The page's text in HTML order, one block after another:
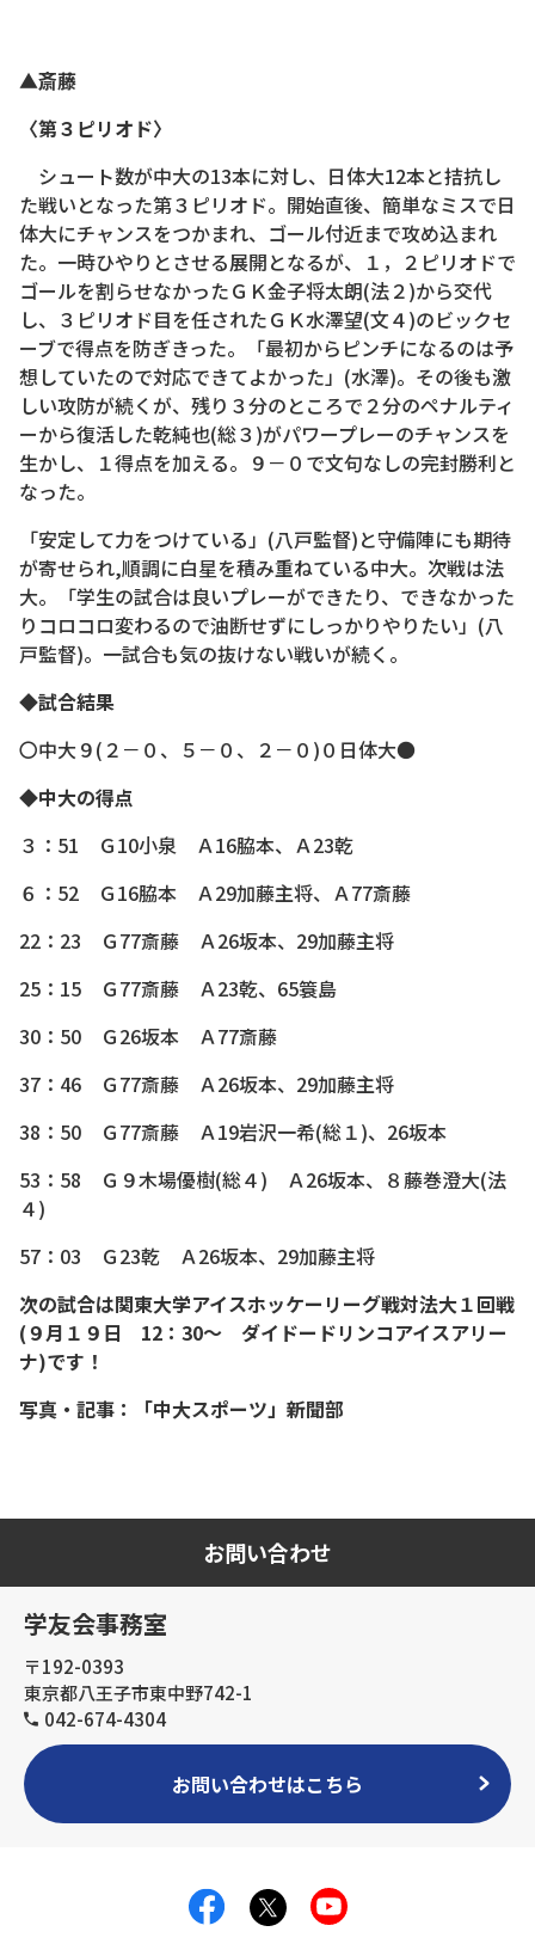
▲斎藤
〈第３ピリオド〉
シュート数が中大の13本に対し、日体大12本と拮抗し
た戦いとなった第３ピリオド。開始直後、簡単なミスで日
体大にチャンスをつかまれ、ゴール付近まで攻め込まれ
た。一時ひやりとさせる展開となるが、１，２ピリオドで
ゴールを割らせなかったＧＫ金子将太朗(法２)から交代
し、３ピリオド目を任されたＧＫ水澤望(文４)のビックセ
ーブで得点を防ぎきった。「最初からピンチになるのは予
想していたので対応できてよかった」(水澤)。その後も激
しい攻防が続くが、残り３分のところで２分のペナルティ
ーから復活した乾純也(総３)がパワープレーのチャンスを
生かし、１得点を加える。９－０で文句なしの完封勝利と
なった。
「安定して力をつけている」(八戸監督)と守備陣にも期待
が寄せられ,順調に白星を積み重ねている中大。次戦は法
大。「学生の試合は良いプレーができたり、できなかった
りコロコロ変わるので油断せずにしっかりやりたい」(八
戸監督)。一試合も気の抜けない戦いが続く。
◆試合結果
〇中大９(２－０、５－０、２－０)０日体大●
◆中大の得点
３：51 Ｇ10小泉 Ａ16脇本、Ａ23乾
６：52 Ｇ16脇本 Ａ29加藤主将、Ａ77斎藤
22：23 Ｇ77斎藤 Ａ26坂本、29加藤主将
25：15 Ｇ77斎藤 Ａ23乾、65簑島
30：50 Ｇ26坂本 Ａ77斎藤
37：46 Ｇ77斎藤 Ａ26坂本、29加藤主将
38：50 Ｇ77斎藤 Ａ19岩沢一希(総１)、26坂本
53：58 Ｇ９木場優樹(総４) Ａ26坂本、８藤巻澄大(法
４)
57：03 Ｇ23乾 Ａ26坂本、29加藤主将
次の試合は関東大学アイスホッケーリーグ戦対法大１回戦
(９月１９日 12：30～ ダイドードリンコアイスアリー
ナ)です！
写真・記事：「中大スポーツ」新聞部
お問い合わせ
学友会事務室
〒192-0393
東京都八王子市東中野742-1
042-674-4304
お問い合わせはこちら